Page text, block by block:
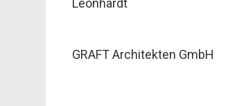
Leonhardt
GRAFT Architekten GmbH